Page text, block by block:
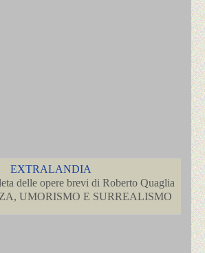
EXTRALANDIA
delle opere brevi di Roberto Quaglia
UMORISMO E SURREALISMO